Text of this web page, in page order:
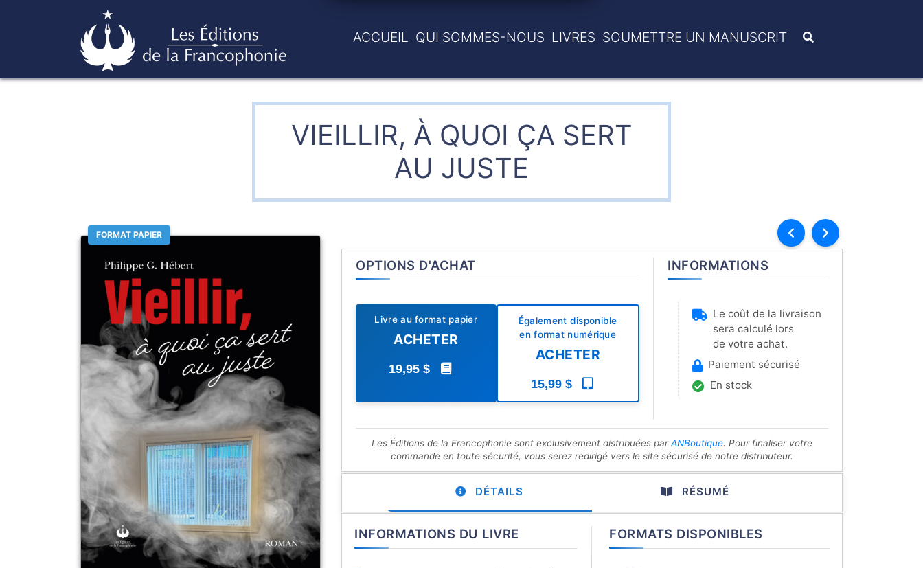
Skip
Éditions de la francophonie
ACCUEIL QUI SOMMES-NOUS LIVRES SOUMETTRE UN MANUSCRIT
VIEILLIR, À QUOI ÇA SERT
AU JUSTE
FORMAT PAPIER
OPTIONS D'ACHAT
Livre au format papier
ACHETER
19,95 $
Également disponible
en format numérique
ACHETER
15,99 $
INFORMATIONS
Le coût de la livraison
sera calculé lors
de votre achat.
Paiement sécurisé
En stock
Les Éditions de la Francophonie sont exclusivement distribuées parANBoutique. Pour finaliser votre
commande en toute sécurité, vous serez redirigé vers le site sécurisé de notre distributeur.
DÉTAILS RÉSUMÉ
INFORMATIONS DU LIVRE FORMATS DISPONIBLES